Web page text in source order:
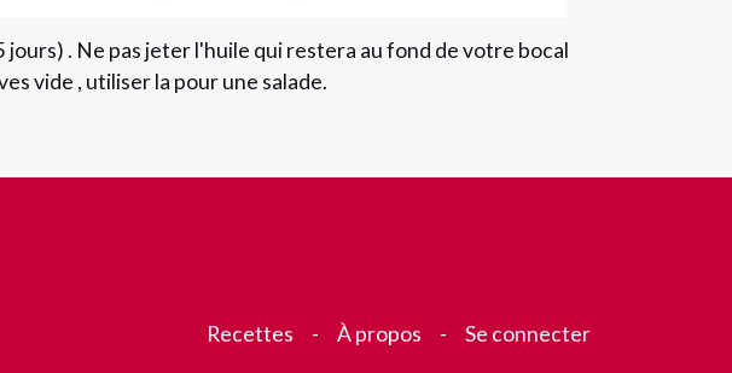
jours) . Ne pas jeter l'huile qui restera au fond de votre bocal
vide , utiliser la pour une salade.
Recettes À propos Se connecter